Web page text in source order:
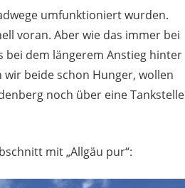
umfunktioniert wurden.
voran. Aber wie das immer bei
bei dem längerem Anstieg hinter
beide schon Hunger, wollen
noch über eine Tankstelle
mit „Allgäu pur“: